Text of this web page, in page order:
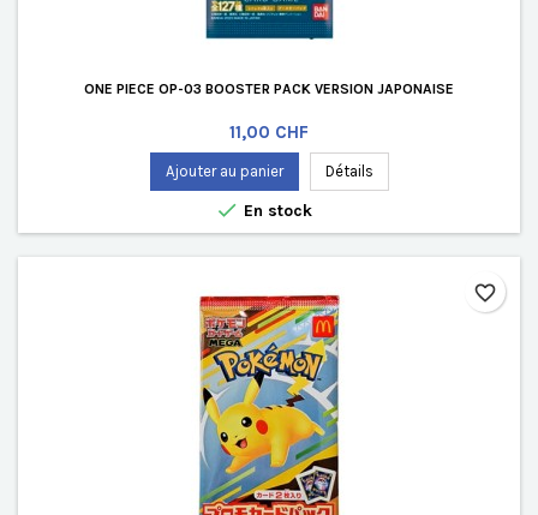
ONE PIECE OP-03 BOOSTER PACK VERSION JAPONAISE
Prix
11,00 CHF
Ajouter au panier Détails
 En stock
favorite_border